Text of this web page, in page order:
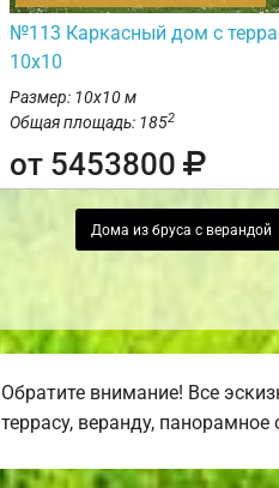
№113 Каркасный дом с
10х10
Размер: 10х10 м
Общая площадь: 1852
от 5453800
Дома из бруса с верандой
Обратите внимание! Все
террасу, веранду,